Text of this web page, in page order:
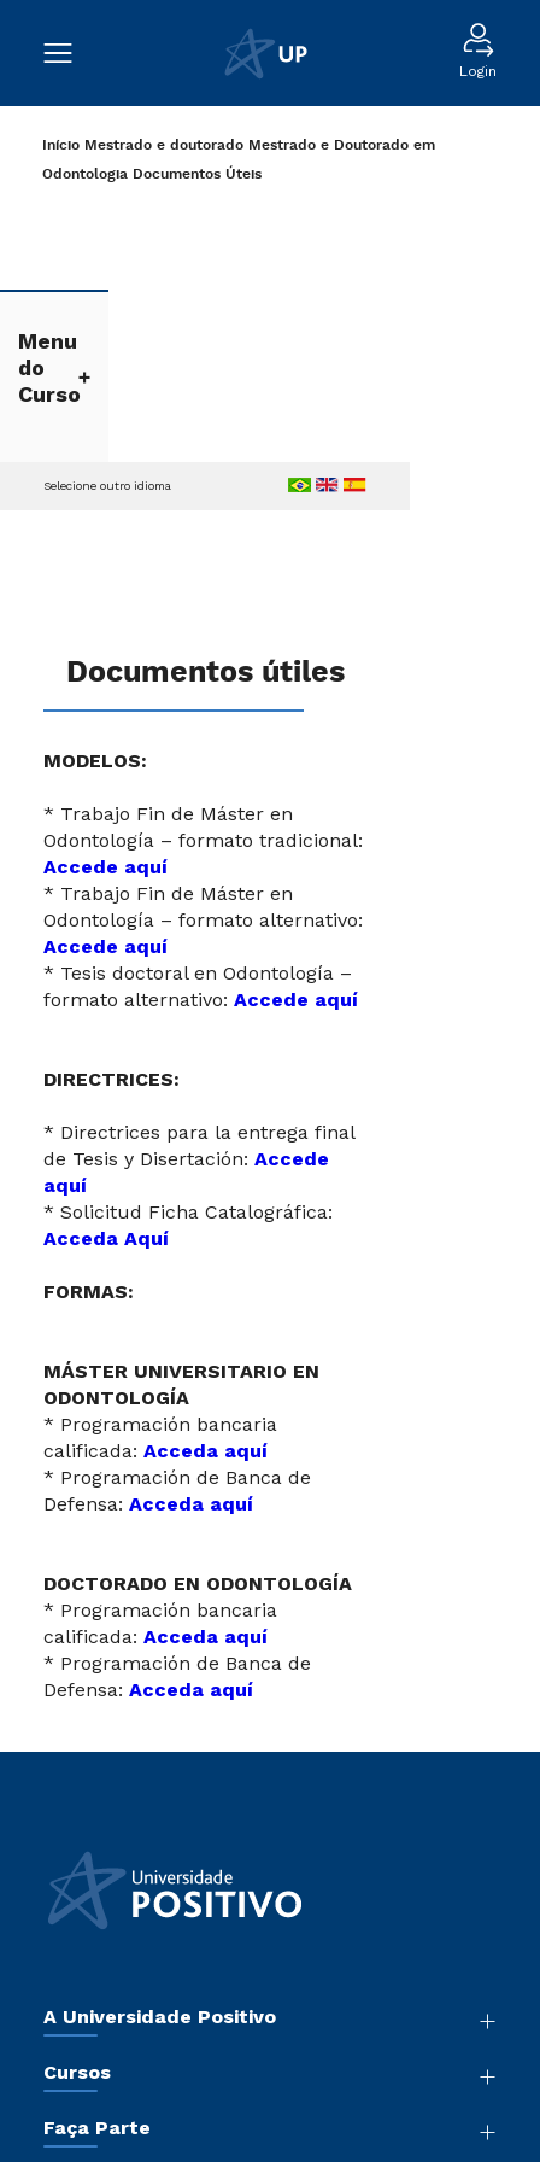
Login
Início Mestrado e doutorado Mestrado e Doutorado em
Odontologia Documentos Úteis
Menu
do
Curso
Selecione outro idioma
Documentos útiles
MODELOS:
* Trabajo Fin de Máster en
Odontología – formato tradicional:
Accede aquí
* Trabajo Fin de Máster en
Odontología – formato alternativo:
Accede aquí
* Tesis doctoral en Odontología –
formato alternativo: Accede aquí
DIRECTRICES:
* Directrices para la entrega final
de Tesis y Disertación: Accede
aquí
* Solicitud Ficha Catalográfica:
Acceda Aquí
FORMAS:
MÁSTER UNIVERSITARIO EN
ODONTOLOGÍA
* Programación bancaria
calificada: Acceda aquí
* Programación de Banca de
Defensa: Acceda aquí
DOCTORADO EN ODONTOLOGÍA
* Programación bancaria
calificada: Acceda aquí
* Programación de Banca de
Defensa: Acceda aquí
A Universidade Positivo
Sala de Imprensa
Trabalhe Conosco
Cursos
Pós-Graduação
Faça Parte